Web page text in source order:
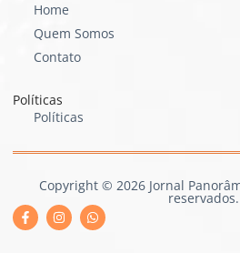
Home
Quem Somos
Contato
Políticas
Políticas
Copyright © 2026 Jornal
reservados.